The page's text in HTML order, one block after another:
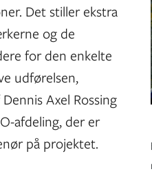
Det stiller ekstra
og de
for den enkelte
udførelsen,
Axel Rossing
afdeling, der er
på projektet.